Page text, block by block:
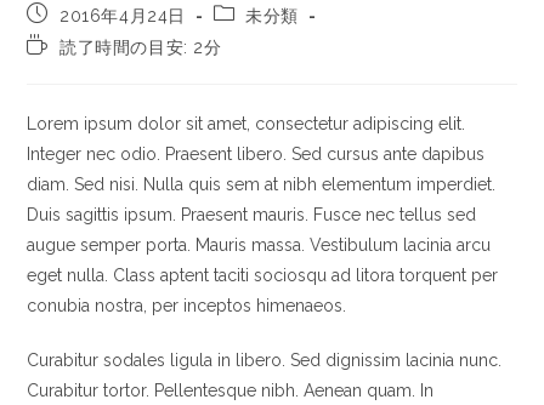
2016年4月24日
未分類
読了時間の目安: 2分
Lorem ipsum dolor sit amet, consectetur adipiscing elit.
Integer nec odio. Praesent libero. Sed cursus ante dapibus
diam. Sed nisi. Nulla quis sem at nibh elementum imperdiet.
Duis sagittis ipsum. Praesent mauris. Fusce nec tellus sed
augue semper porta. Mauris massa. Vestibulum lacinia arcu
eget nulla. Class aptent taciti sociosqu ad litora torquent per
conubia nostra, per inceptos himenaeos.
Curabitur sodales ligula in libero. Sed dignissim lacinia nunc.
Curabitur tortor. Pellentesque nibh. Aenean quam. In